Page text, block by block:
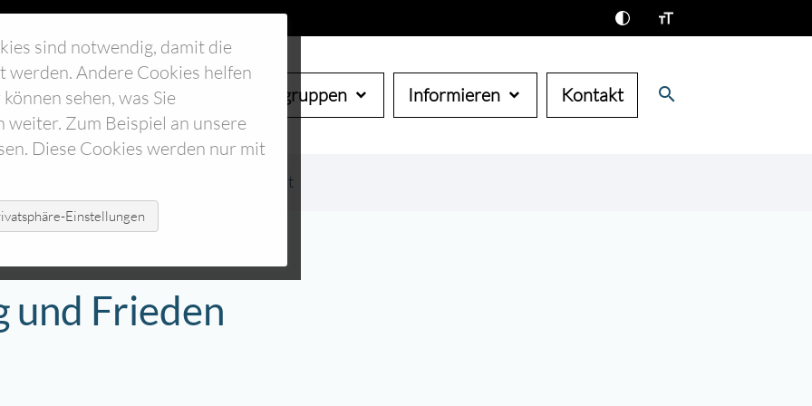
sind notwendig, damit die
werden. Andere Cookies helfen
sehen, was Sie
Zum Beispiel an unsere
Diese Cookies werden nur mit
Einstellungen
Start Verein Arbeitsgruppen Informieren Kontakt search
Event Detailansicht
und Frieden